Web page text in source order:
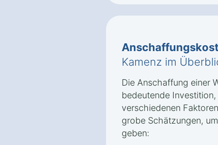
Kamenz im
Die Anschaffung einer
bedeutende
verschiedenen
grobe Schätzungen,
geben: